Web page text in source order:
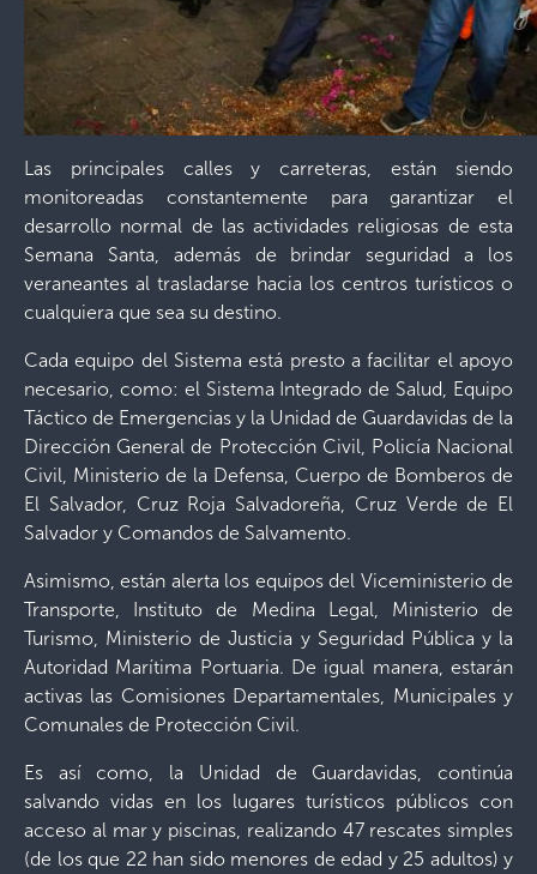
Las principales calles y carreteras, están siendo
monitoreadas constantemente para garantizar el
desarrollo normal de las actividades religiosas de esta
Semana Santa, además de brindar seguridad a los
veraneantes al trasladarse hacia los centros turísticos o
cualquiera que sea su destino.
Cada equipo del Sistema está presto a facilitar el apoyo
necesario, como: el Sistema Integrado de Salud, Equipo
Táctico de Emergencias y la Unidad de Guardavidas de la
Dirección General de Protección Civil, Policía Nacional
Civil, Ministerio de la Defensa, Cuerpo de Bomberos de
El Salvador, Cruz Roja Salvadoreña, Cruz Verde de El
Salvador y Comandos de Salvamento.
Asimismo, están alerta los equipos del Viceministerio de
Transporte, Instituto de Medina Legal, Ministerio de
Turismo, Ministerio de Justicia y Seguridad Pública y la
Autoridad Marítima Portuaria. De igual manera, estarán
activas las Comisiones Departamentales, Municipales y
Comunales de Protección Civil.
Es así como, la Unidad de Guardavidas, continúa
salvando vidas en los lugares turísticos públicos con
acceso al mar y piscinas, realizando 47 rescates simples
(de los que 22 han sido menores de edad y 25 adultos) y